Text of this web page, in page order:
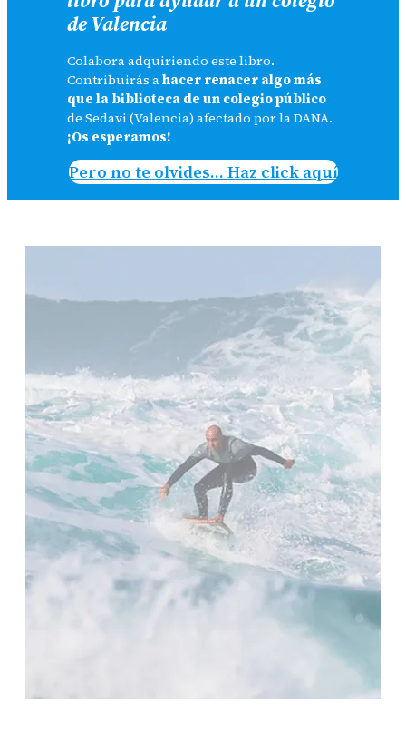
de Valencia
Colabora adquiriendo este libro.
Contribuirás ahacer renacer algo más
que la biblioteca de un colegio público
de Sedavi (Valencia) afectado por la DANA.
¡Os esperamos!
Pero no te olvides… Haz click aquí